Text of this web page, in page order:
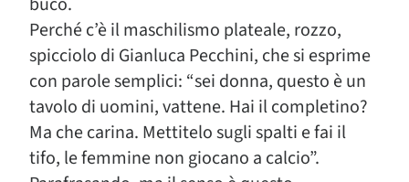
Perché c’è il maschilismo plateale, rozzo,
spicciolo di Gianluca Pecchini, che si esprime
con parole semplici: “sei donna, questo è un
tavolo di uomini, vattene. Hai il completino?
Ma che carina. Mettitelo sugli spalti e fai il
tifo, le femmine non giocano a calcio”.